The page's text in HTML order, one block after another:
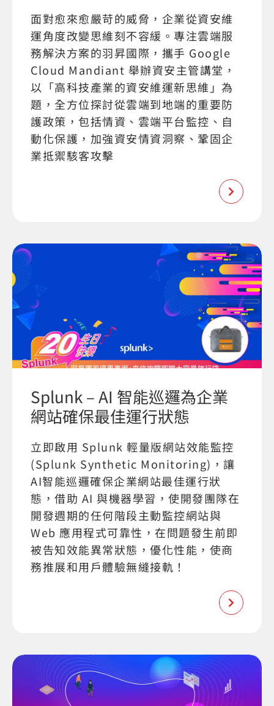
面對愈來愈嚴苛的威脅，企業從資安維
運角度改變思維刻不容緩。專注雲端服
務解決方案的羽昇國際，攜手 Google
Cloud Mandiant 舉辦資安主管講堂，
以「高科技產業的資安維運新思維」為
題，全方位探討從雲端到地端的重要防
護政策，包括情資、雲端平台監控、自
動化保護，加強資安情資洞察、鞏固企
業抵禦駭客攻擊
Splunk – AI 智能巡邏為企業
網站確保最佳運行狀態
立即啟用 Splunk 輕量版網站效能監控
(Splunk Synthetic Monitoring)，讓
AI智能巡邏確保企業網站最佳運行狀
態，借助 AI 與機器學習，使開發團隊在
開發週期的任何階段主動監控網站與
Web 應用程式可靠性，在問題發生前即
被告知效能異常狀態，優化性能，使商
務推展和用戶體驗無縫接軌！